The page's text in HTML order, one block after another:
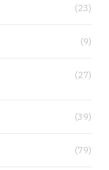
(23)
(9)
(27)
(39)
(79)